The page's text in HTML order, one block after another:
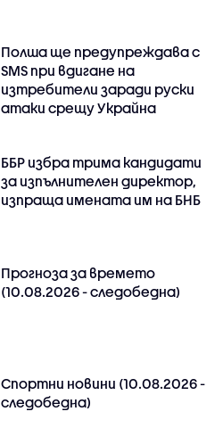
Полша ще предупреждава с
SMS при вдигане на
изтребители заради руски
атаки срещу Украйна
ББР избра трима кандидати
за изпълнителен директор,
изпраща имената им на БНБ
Прогноза за времето
(10.08.2026 - следобедна)
Спортни новини (10.08.2026 -
следобедна)